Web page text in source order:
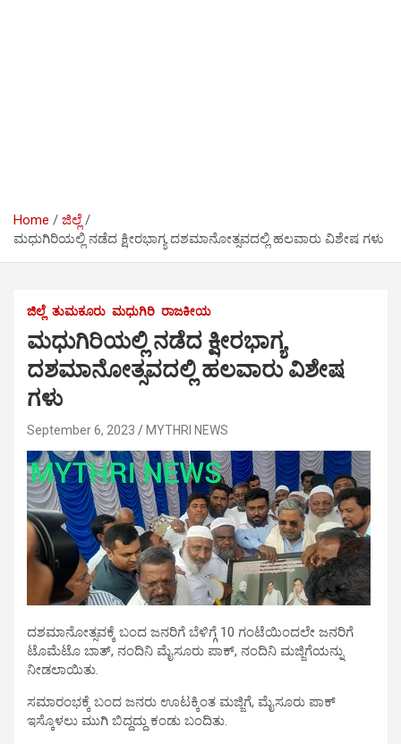
Home
ಜಿಲ್ಲೆ
ಮಧುಗಿರಿಯಲ್ಲಿ ನಡೆದ ಕ್ಷೀರಭಾಗ್ಯ ದಶಮಾನೋತ್ಸವದಲ್ಲಿ ಹಲವಾರು ವಿಶೇಷ ಗಳು
ಜಿಲ್ಲೆ ತುಮಕೂರು ಮಧುಗಿರಿ ರಾಜಕೀಯ
ಮಧುಗಿರಿಯಲ್ಲಿ ನಡೆದ ಕ್ಷೀರಭಾಗ್ಯ
ದಶಮಾನೋತ್ಸವದಲ್ಲಿ ಹಲವಾರು ವಿಶೇಷ
ಗಳು
September 6, 2023 MYTHRI NEWS
ದಶಮಾನೋತ್ಸವಕ್ಕೆ ಬಂದ ಜನರಿಗೆ ಬೆಳಿಗ್ಗೆ 10 ಗಂಟೆಯಿಂದಲೇ ಜನರಿಗೆ
ಟೊಮೆಟೊ ಬಾತ್, ನಂದಿನಿ ಮೈಸೂರು ಪಾಕ್, ನಂದಿನಿ ಮಜ್ಜಿಗೆಯನ್ನು
ನೀಡಲಾಯಿತು.
ಸಮಾರಂಭಕ್ಕೆ ಬಂದ ಜನರು ಊಟಕ್ಕಿಂತ ಮಜ್ಜಿಗೆ, ಮೈಸೂರು ಪಾಕ್
ಇಸ್ಕೊಳಲು ಮುಗಿ ಬಿದ್ದದ್ದು ಕಂಡು ಬಂದಿತು.